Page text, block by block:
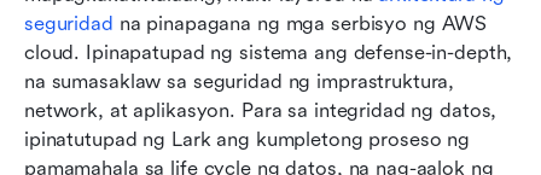
seguridad na pinapagana ng mga serbisyo ng AWS
cloud. Ipinapatupad ng sistema ang defense-in-depth,
na sumasaklaw sa seguridad ng imprastruktura,
network, at aplikasyon. Para sa integridad ng datos,
ipinatutupad ng Lark ang kumpletong proseso ng
pamamahala sa life cycle ng datos, na nag-aalok ng